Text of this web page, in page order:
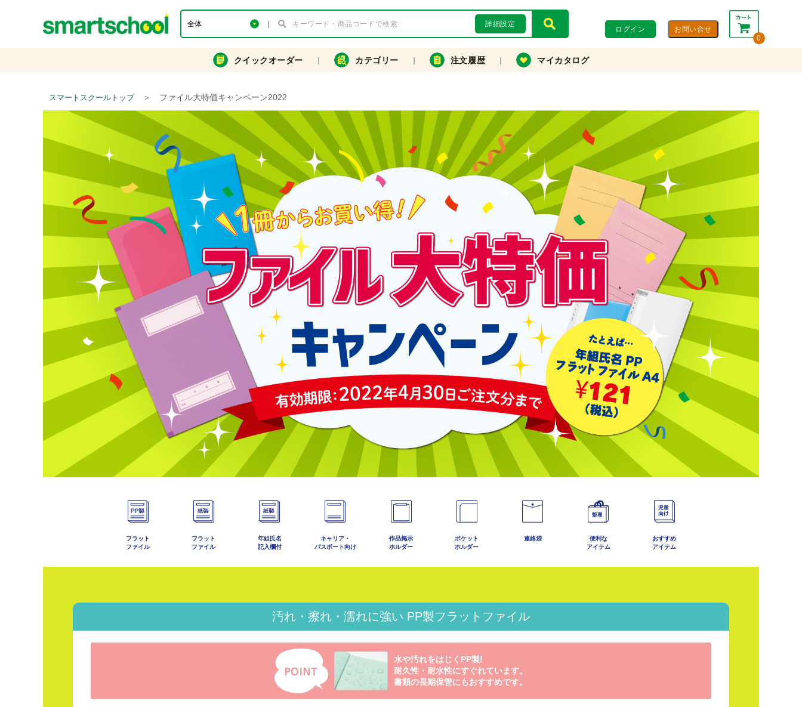
詳細設定
ログイン
0
合計： 0円
カートを見る・注文する
クイックオーダー カテゴリー 注文履歴 マイカタログ
スマートスクールトップ ＞ ファイル大特価キャンペーン2022
フラット
ファイル
フラット
ファイル
年組氏名
記入欄付
キャリア・
パスポート向け
作品掲示
ホルダー
ポケット
ホルダー
連絡袋
便利な
アイテム
おすすめ
アイテム
汚れ・擦れ・濡れに強い PP製フラットファイル
水や汚れをはじくPP製!
耐久性・耐水性にすぐれています。
書類の長期保管にもおすすめです。